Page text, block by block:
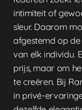
intimiteit of
sleur. Daarom
afgestemd op
van elk individu.
prijs, maar om
te creëren. Bij
in privé-